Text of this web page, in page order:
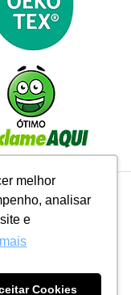
melhor
analisar
e
Cookies
Corrente - CNPJ
- SP, 04209-000